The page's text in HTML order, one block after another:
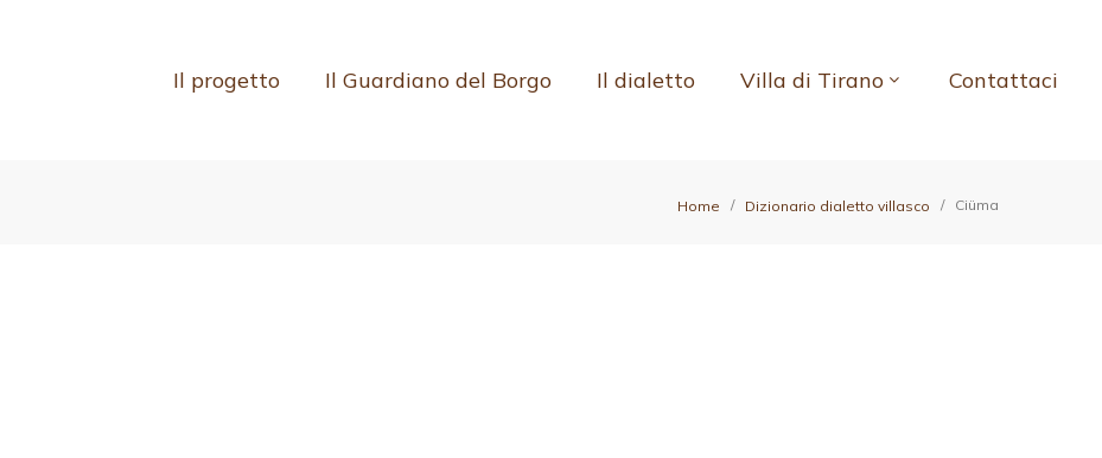
Il progetto Il Guardiano del Borgo Il dialetto Villa di Tirano Contattaci
Home Dizionario dialetto villasco Ciüma